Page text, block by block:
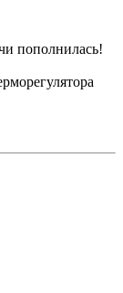
пополнилась!